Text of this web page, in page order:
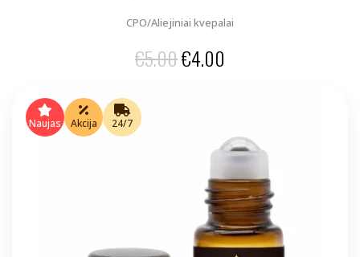
CPO/Aliejiniai kvepalai
€5.00Original
€5.00.
€4.00
€4.00.
Naujas Akcija 24/7